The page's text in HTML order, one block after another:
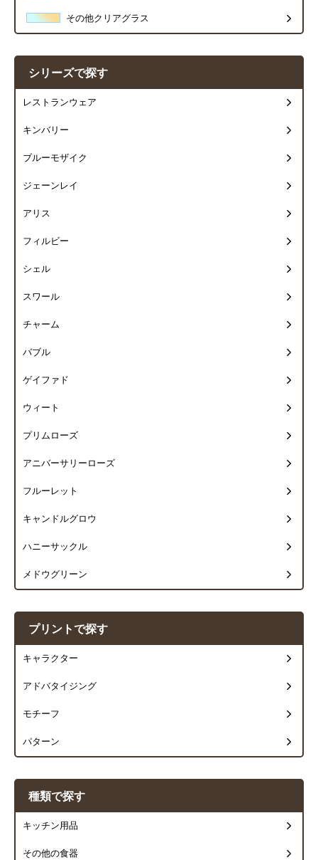
その他クリアグラス
シリーズで探す
レストランウェア
キンバリー
ブルーモザイク
ジェーンレイ
アリス
フィルビー
シェル
スワール
チャーム
バブル
ゲイファド
ウィート
プリムローズ
アニバーサリーローズ
フルーレット
キャンドルグロウ
ハニーサックル
メドウグリーン
プリントで探す
キャラクター
アドバタイジング
モチーフ
パターン
種類で探す
キッチン用品
その他の食器